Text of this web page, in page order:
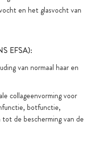
en het glasvocht van
EFSA):
van normaal haar en
collageenvorming voor
botfunctie,
de bescherming van de